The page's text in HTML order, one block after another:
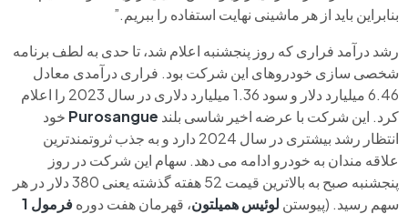
بنابراین باید از هر ماشینی نهایت استفاده را ببریم.”
رشد درآمد فراری که روز پنجشنبه اعلام شد، تا حدی به لطف برنامه
شخصی سازی خودروهای این شرکت بود. فراری درآمدی معادل
6.46 میلیارد دلار و سود 1.36 میلیارد دلاری در سال 2023 را اعلام
کرد. این شرکت با عرضه اخیر شاسی بلند Purosangue خود
انتظار رشد بیشتری در سال 2024 دارد و به جذب ثروتمندترین
علاقه مندان به خودرو ادامه می دهد. سهام این شرکت در روز
پنجشنبه صبح به بالاترین قیمت 52 هفته گذشته یعنی 380 دلار در هر
سهم رسید. (پیوستن لوئیس همیلتون، قهرمان هفت دورهفرمول 1